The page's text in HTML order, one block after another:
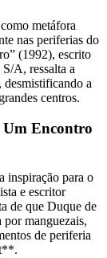
metáfora
nas periferias do
(1992), escrito
A, ressalta a
desmistificando a
centros.
Um Encontro
inspiração para o
e escritor
de que Duque de
manguezais,
de periferia